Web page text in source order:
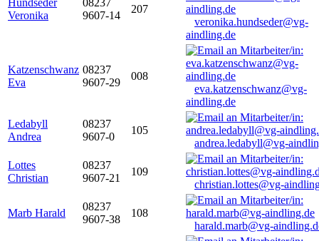
Hundseder
Veronika
08237
9607-14
207
veronika.hundseder@vg-
aindling.de
Katzenschwanz
Eva
08237
9607-29
008
eva.katzenschwanz@vg-
aindling.de
Ledabyll
Andrea
08237
9607-0
105
andrea.ledabyll@vg-
Lottes
Christian
08237
9607-21
109
christian.lottes@vg-
Marb Harald
08237
9607-38
108
harald.marb@vg-